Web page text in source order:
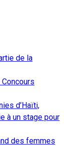
de la
d’Haïti,
à un stage pour
des femmes